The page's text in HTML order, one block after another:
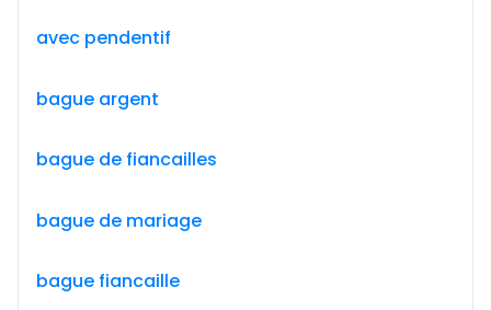
avec pendentif
bague argent
bague de fiancailles
bague de mariage
bague fiancaille